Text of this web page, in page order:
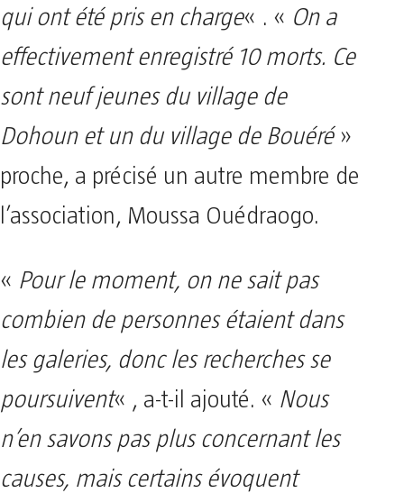
qui ont été pris en charge« . « On a
effectivement enregistré 10 morts. Ce
sont neuf jeunes du village de
Dohoun et un du village de Bouéré»
proche, a précisé un autre membre de
l’association, Moussa Ouédraogo.
« Pour le moment, on ne sait pas
combien de personnes étaient dans
les galeries, donc les recherches se
poursuivent« , a-t-il ajouté. « Nous
n’en savons pas plus concernant les
causes, mais certains évoquent